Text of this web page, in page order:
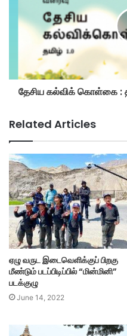
தேசிய கல்விக் கொள்கை :
Related Articles
ஏழு வருட இடைவெளிக்குப் பிறகு
மீண்டும் படப்பிடிப்பில் “மின்மினி”
படக்குழு
June 14, 2022